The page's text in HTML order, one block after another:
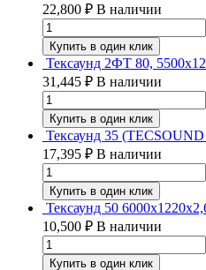
22,800 ₽ В наличии
Купить в один клик
Тексаунд 2ФТ 80,
31,445 ₽ В наличии
Купить в один клик
Тексаунд 35
17,395 ₽ В наличии
Купить в один клик
Тексаунд 50
10,500 ₽ В наличии
Купить в один клик